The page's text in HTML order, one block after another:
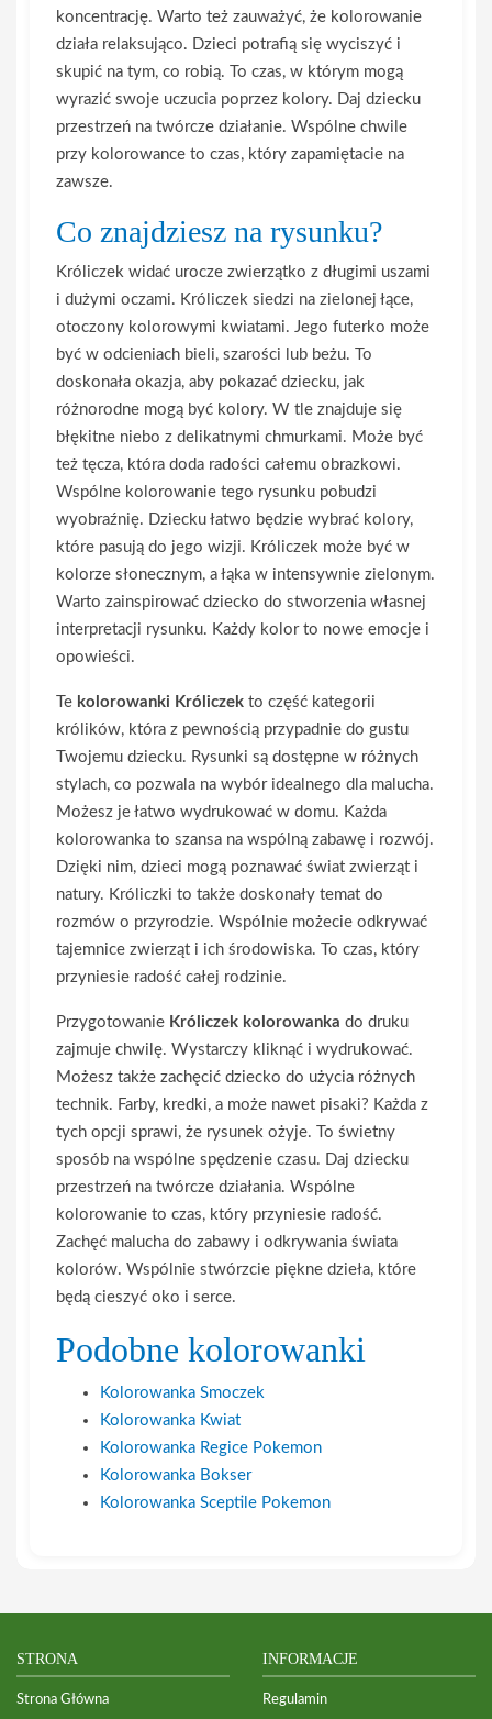
koncentrację. Warto też zauważyć, że kolorowanie
działa relaksująco. Dzieci potrafią się wyciszyć i
skupić na tym, co robią. To czas, w którym mogą
wyrazić swoje uczucia poprzez kolory. Daj dziecku
przestrzeń na twórcze działanie. Wspólne chwile
przy kolorowance to czas, który zapamiętacie na
zawsze.
Co znajdziesz na rysunku?
Króliczek widać urocze zwierzątko z długimi uszami
i dużymi oczami. Króliczek siedzi na zielonej łące,
otoczony kolorowymi kwiatami. Jego futerko może
być w odcieniach bieli, szarości lub beżu. To
doskonała okazja, aby pokazać dziecku, jak
różnorodne mogą być kolory. W tle znajduje się
błękitne niebo z delikatnymi chmurkami. Może być
też tęcza, która doda radości całemu obrazkowi.
Wspólne kolorowanie tego rysunku pobudzi
wyobraźnię. Dziecku łatwo będzie wybrać kolory,
które pasują do jego wizji. Króliczek może być w
kolorze słonecznym, a łąka w intensywnie zielonym.
Warto zainspirować dziecko do stworzenia własnej
interpretacji rysunku. Każdy kolor to nowe emocje i
opowieści.
Te kolorowanki Króliczek to część kategorii
królików, która z pewnością przypadnie do gustu
Twojemu dziecku. Rysunki są dostępne w różnych
stylach, co pozwala na wybór idealnego dla malucha.
Możesz je łatwo wydrukować w domu. Każda
kolorowanka to szansa na wspólną zabawę i rozwój.
Dzięki nim, dzieci mogą poznawać świat zwierząt i
natury. Króliczki to także doskonały temat do
rozmów o przyrodzie. Wspólnie możecie odkrywać
tajemnice zwierząt i ich środowiska. To czas, który
przyniesie radość całej rodzinie.
Przygotowanie Króliczek kolorowanka do druku
zajmuje chwilę. Wystarczy kliknąć i wydrukować.
Możesz także zachęcić dziecko do użycia różnych
technik. Farby, kredki, a może nawet pisaki? Każda z
tych opcji sprawi, że rysunek ożyje. To świetny
sposób na wspólne spędzenie czasu. Daj dziecku
przestrzeń na twórcze działania. Wspólne
kolorowanie to czas, który przyniesie radość.
Zachęć malucha do zabawy i odkrywania świata
kolorów. Wspólnie stwórzcie piękne dzieła, które
będą cieszyć oko i serce.
Podobne kolorowanki
Kolorowanka Smoczek
Kolorowanka Kwiat
Kolorowanka Regice Pokemon
Kolorowanka Bokser
Kolorowanka Sceptile Pokemon
STRONA
Strona Główna
INFORMACJE
Regulamin